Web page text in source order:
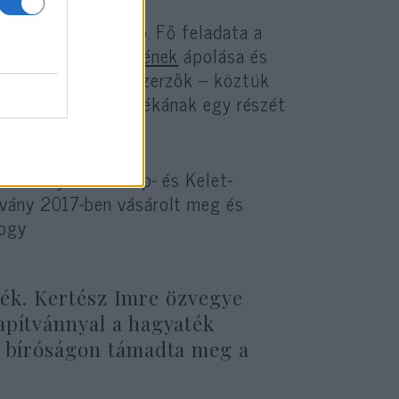
– idézi fel a lap. Fő feladata a
szellemi örökségének ápolása és
közép-európai szerzők – köztük
János – hagyatékának egy részét
szervez.
amelyet a Közép- és Kelet-
2017-ben vásárolt meg és
Kertész Imre özvegye
a hagyaték
támadta meg a